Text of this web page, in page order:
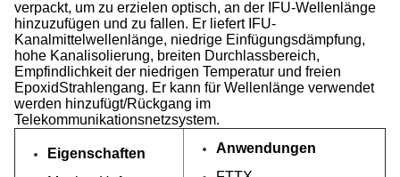
verpackt, um zu erzielen optisch, an der IFU-Wellenlänge
hinzuzufügen und zu fallen. Er liefert IFU-
Kanalmittelwellenlänge, niedrige Einfügungsdämpfung,
hohe Kanalisolierung, breiten Durchlassbereich,
Empfindlichkeit der niedrigen Temperatur und freien
EpoxidStrahlengang. Er kann für Wellenlänge verwendet
werden hinzufügt/Rückgang im
Telekommunikationsnetzsystem.
Eigenschaften
Anwendungen